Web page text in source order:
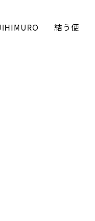
結う便